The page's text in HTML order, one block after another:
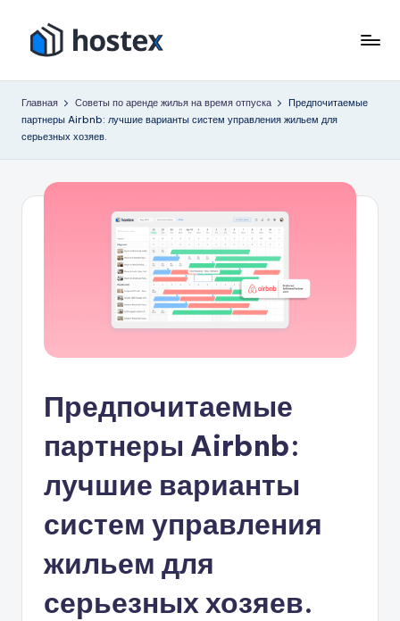
Перейти
содержимому
о
с
т
е
вашего
отпуска
искусственного
Главная Советы по аренде жилья на время отпуска
Предпочитаемые
партнеры Airbnb: лучшие варианты систем управления жильем для
серьезных хозяев.
Предпочитаемые
партнеры Airbnb:
лучшие варианты
систем управления
жильем для
серьезных хозяев.